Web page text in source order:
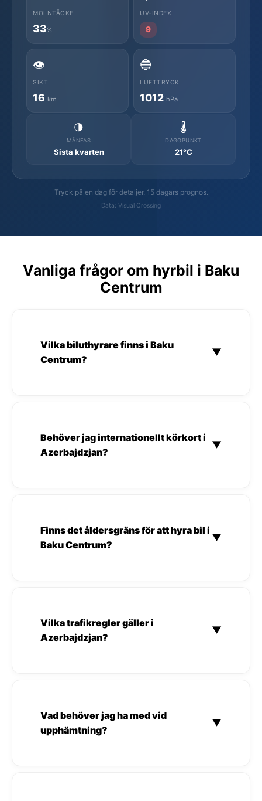
MOLNTÄCKE
33%
UV-INDEX
9
👁️
SIKT
16 km
🔵
LUFTTRYCK
1012 hPa
🌗
MÅNFAS
Sista kvarten
🌡️
DAGGPUNKT
21°C
Tryck på en dag för detaljer. 15 dagars prognos.
Data: Visual Crossing
Vanliga frågor om hyrbil i Baku
Centrum
Vilka biluthyrare finns i Baku
Centrum?
▼
Behöver jag internationellt körkort i
Azerbajdzjan?
▼
Finns det åldersgräns för att hyra bil i
Baku Centrum?
▼
Vilka trafikregler gäller i
Azerbajdzjan?
▼
Vad behöver jag ha med vid
upphämtning?
▼